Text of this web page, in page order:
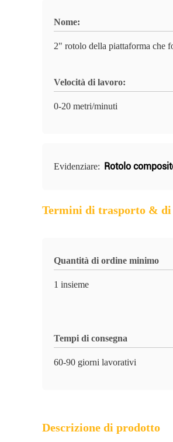
Nome:
2" rotolo della piattaforma che
Velocità di lavoro:
0-20 metri/minuti
Evidenziare: Rotolo
Termini di trasporto & di
Quantità di ordine minimo
1 insieme
Tempi di consegna
60-90 giorni lavorativi
Descrizione di prodotto